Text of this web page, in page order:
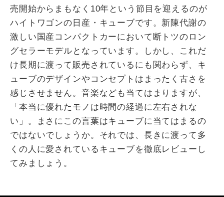
売開始からまもなく10年という節目を迎えるのが
ハイトワゴンの日産・キューブです。新陳代謝の
激しい国産コンパクトカーにおいて断トツのロン
グセラーモデルとなっています。しかし、これだ
け長期に渡って販売されているにも関わらず、キ
ューブのデザインやコンセプトはまったく古さを
感じさせません。音楽なども当てはまりますが、
「本当に優れたモノは時間の経過に左右されな
い」。まさにこの言葉はキューブに当てはまるの
ではないでしょうか。それでは、長きに渡って多
くの人に愛されているキューブを徹底レビューし
てみましょう。